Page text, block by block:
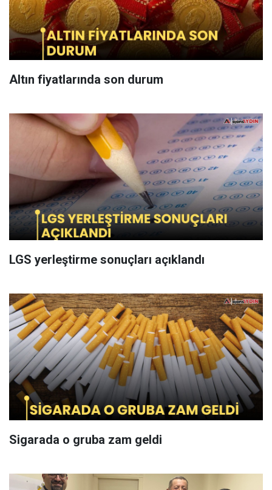
Altın fiyatlarında son durum
LGS yerleştirme sonuçları açıklandı
Sigarada o gruba zam geldi